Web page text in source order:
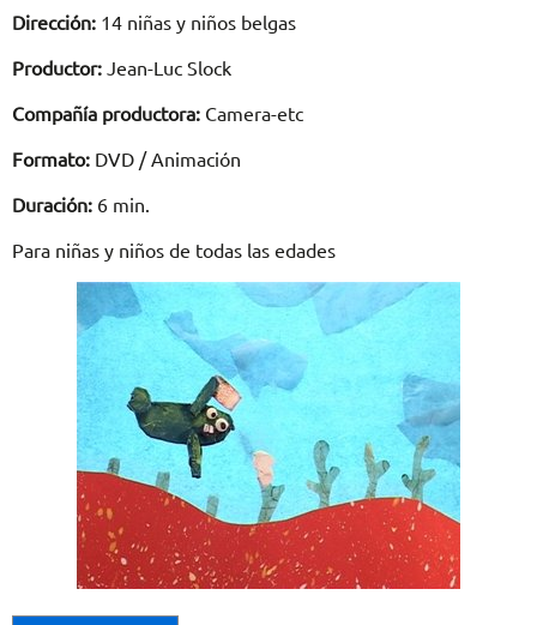
Dirección: 14 niñas y niños belgas
Productor: Jean-Luc Slock
Compañía productora: Camera-etc
Formato: DVD / Animación
Duración: 6 min.
Para niñas y niños de todas las edades